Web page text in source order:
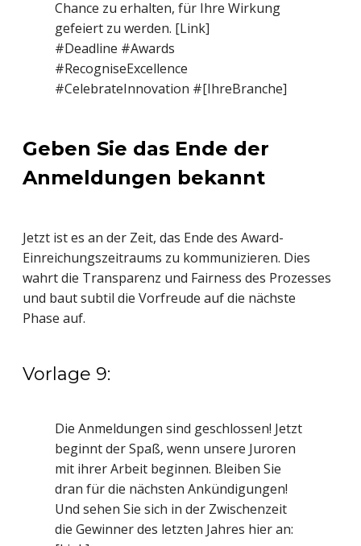
Chance zu erhalten, für Ihre Wirkung
gefeiert zu werden. [Link]
#Deadline #Awards
#RecogniseExcellence
#CelebrateInnovation #[IhreBranche]
Geben Sie das Ende der
Anmeldungen bekannt
Jetzt ist es an der Zeit, das Ende des Award-
Einreichungszeitraums zu kommunizieren. Dies
wahrt die Transparenz und Fairness des Prozesses
und baut subtil die Vorfreude auf die nächste
Phase auf.
Vorlage 9:
Die Anmeldungen sind geschlossen! Jetzt
beginnt der Spaß, wenn unsere Juroren
mit ihrer Arbeit beginnen. Bleiben Sie
dran für die nächsten Ankündigungen!
Und sehen Sie sich in der Zwischenzeit
die Gewinner des letzten Jahres hier an: